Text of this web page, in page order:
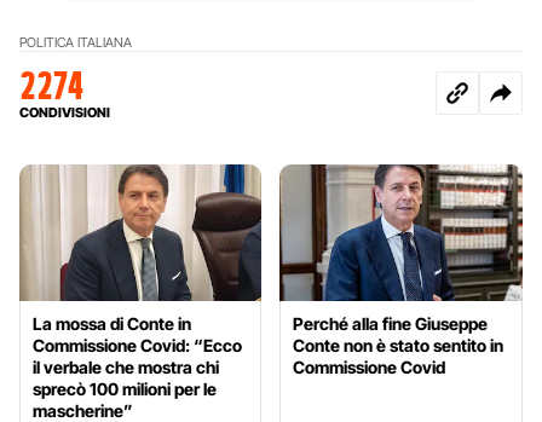
POLITICA ITALIANA
2274
CONDIVISIONI
La mossa di Conte in
Commissione Covid: “Ecco
il verbale che mostra chi
sprecò 100 milioni per le
mascherine”
Perché alla fine Giuseppe
Conte non è stato sentito in
Commissione Covid